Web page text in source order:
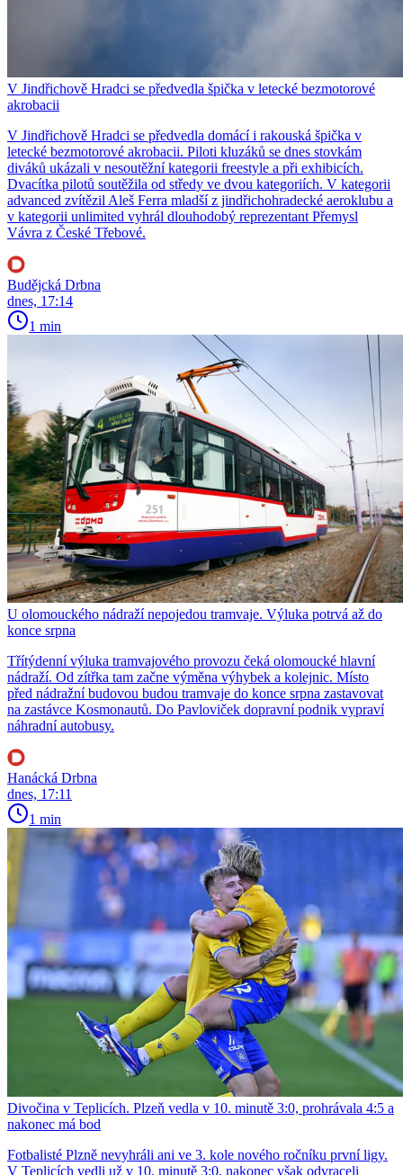
V Jindřichově Hradci se předvedla špička v letecké bezmotorové
akrobacii
V Jindřichově Hradci se předvedla domácí i rakouská špička v
letecké bezmotorové akrobacii. Piloti kluzáků se dnes stovkám
diváků ukázali v nesoutěžní kategorii freestyle a při exhibicích.
Dvacítka pilotů soutěžila od středy ve dvou kategoriích. V kategorii
advanced zvítězil Aleš Ferra mladší z jindřichohradecké aeroklubu a
v kategorii unlimited vyhrál dlouhodobý reprezentant Přemysl
Vávra z České Třebové.
Budějcká Drbna
dnes, 17:14
1 min
U olomouckého nádraží nepojedou tramvaje. Výluka potrvá až do
konce srpna
Třítýdenní výluka tramvajového provozu čeká olomoucké hlavní
nádraží. Od zítřka tam začne výměna výhybek a kolejnic. Místo
před nádražní budovou budou tramvaje do konce srpna zastavovat
na zastávce Kosmonautů. Do Pavloviček dopravní podnik vypraví
náhradní autobusy.
Hanácká Drbna
dnes, 17:11
1 min
Divočina v Teplicích. Plzeň vedla v 10. minutě 3:0, prohrávala 4:5 a
nakonec má bod
Fotbalisté Plzně nevyhráli ani ve 3. kole nového ročníku první ligy.
V Teplicích vedli už v 10. minutě 3:0, nakonec však odvraceli